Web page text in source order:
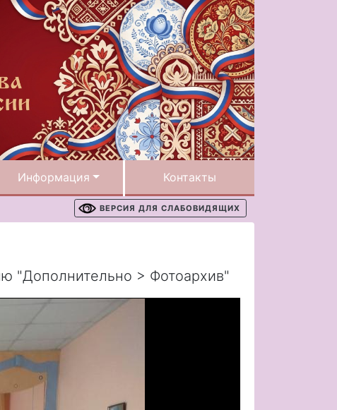
Информация Контакты
ВЕРСИЯ ДЛЯ СЛАБОВИДЯЩИХ
"Дополнительно > Фотоархив"